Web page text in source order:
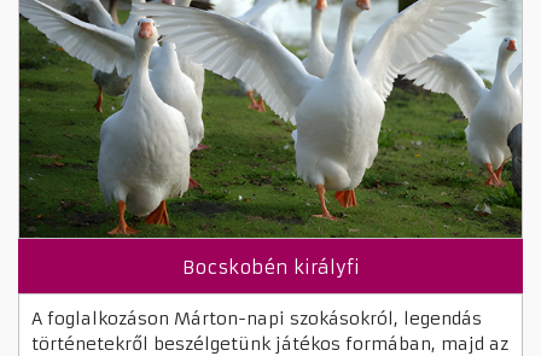
Bocskobén királyfi
A foglalkozáson Márton-napi szokásokról, legendás
történetekről beszélgetünk játékos formában, majd az